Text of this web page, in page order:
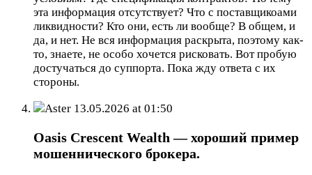
эта информация отсутствует? Что с поставщикоами
ликвидности? Кто они, есть ли вообще? В общем, и
да, и нет. Не вся информация раскрыта, поэтому как-
то, знаете, не особо хочется рисковать. Вот пробую
достучаться до суппорта. Пока жду ответа с их
стороны.
Aster 13.05.2026 at 01:50
Oasis Crescent Wealth — хороший пример
мошеннического брокера.